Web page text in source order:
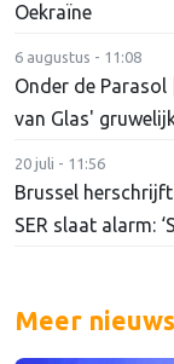
Oekraïne
6 augustus - 11:08
Onder de
van Glas'
20 juli - 11:56
Brussel
SER slaat alarm:
Meer nieuws